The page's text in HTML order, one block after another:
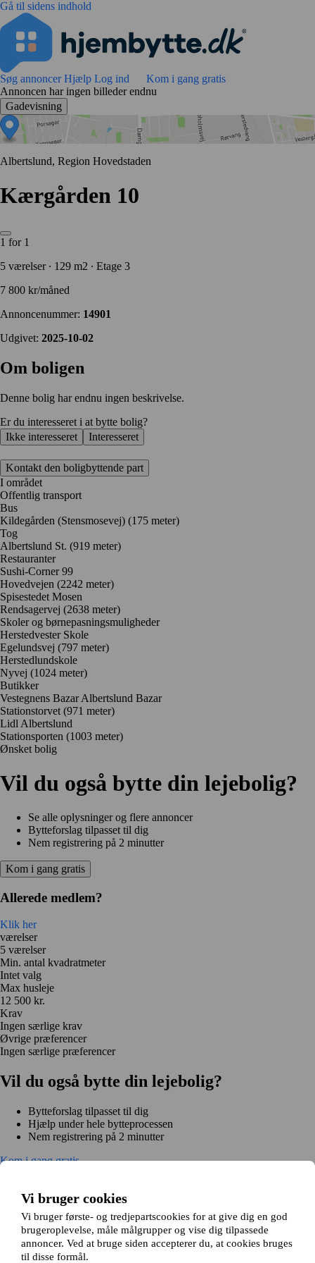
Gå til sidens indhold
Vi bruger cookies
Vi bruger første- og tredjepartscookies for at give dig en god
brugeroplevelse, måle målgrupper og vise dig tilpassede
annoncer. Ved at bruge siden accepterer du, at cookies bruges
til disse formål.
Søg annoncerHjælp Log ind
Kom i gang gratis
Annoncen har ingen billeder endnu
Gadevisning
Albertslund, Region Hovedstaden
Kærgården 10
1 for 1
5 værelser ∙ 129 m2 ∙ Etage 3
7 800 kr/måned
Annoncenummer: 14901
Udgivet: 2025-10-02
Om boligen
Denne bolig har endnu ingen beskrivelse.
Er du interesseret i at bytte bolig?
Ikke interesseret
Interesseret
Kontakt den boligbyttende part
I området
Offentlig transport
Bus
Kildegården (Stensmosevej) (175 meter)
Tog
Albertslund St. (919 meter)
Restauranter
Sushi-Corner 99
Hovedvejen (2242 meter)
Spisestedet Mosen
Rendsagervej (2638 meter)
Skoler og børnepasningsmuligheder
Herstedvester Skole
Egelundsvej (797 meter)
Herstedlundskole
Nyvej (1024 meter)
Butikker
Vestegnens Bazar Albertslund Bazar
Stationstorvet (971 meter)
Lidl Albertslund
Stationsporten (1003 meter)
Ønsket bolig
Vil du også bytte din lejebolig?
Se alle oplysninger og flere annoncer
Bytteforslag tilpasset til dig
Nem registrering på 2 minutter
Kom i gang gratis
Allerede medlem?
Klik her
værelser
5 værelser
Min. antal kvadratmeter
Intet valg
Max husleje
12 500 kr.
Krav
Ingen særlige krav
Øvrige præferencer
Ingen særlige præferencer
Vil du også bytte din lejebolig?
Bytteforslag tilpasset til dig
Hjælp under hele bytteprocessen
Nem registrering på 2 minutter
Kom i gang gratis
Læs mere
Nyheder og tips
Om Hjembytte.dk
Om osGenerelle vilkår og betingelser Behandling af
personoplysninger CookiepolitikSitemap